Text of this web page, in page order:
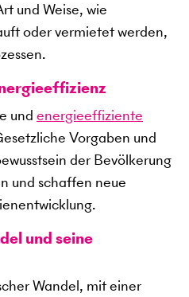
und Weise, wie
oder vermietet werden,
undenergieeffiziente
Vorgaben und
der Bevölkerung
und schaffen neue
und seine
Wandel, mit einer